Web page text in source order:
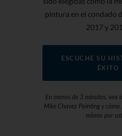
pintura en el condado
2017 y
ESCUCHE SU
ÉXITO
En menos de 3 minutos, vea
Mike Chavez Painting y
mismo por